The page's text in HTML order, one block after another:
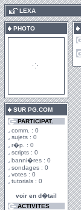
LEXA
PHOTO
SUR PG.COM
PARTICIPAT.
comm. : 0
sujets : 0
r�p. : 0
scripts : 0
banni�res : 0
sondages : 0
votes : 0
tutorials : 0
voir en d�tail
ACTIVITES